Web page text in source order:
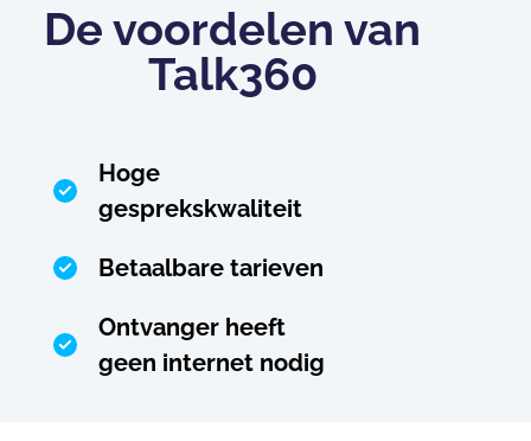
De voordelen van
Talk360
Hoge
gesprekskwaliteit
Betaalbare tarieven
Ontvanger heeft
geen internet nodig